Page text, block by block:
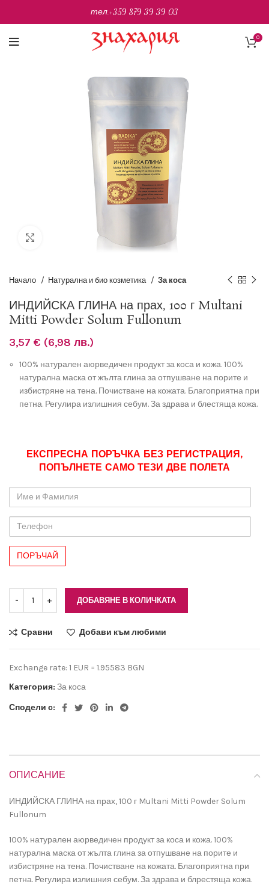
0
Начало Натурална и био козметика За коса
ИНДИЙСКА ГЛИНА на прах, 100 г Multani
Mitti Powder Solum Fullonum
3,57 € (6,98 лв.)
100% натурален аюрведичен продукт за коса и кожа. 100%
натурална маска от жълта глина за отпушване на порите и
избистряне на тена. Почистване на кожата. Благоприятна при
петна. Регулира излишния себум. За здрава и блестяща кожа.
ЕКСПРЕСНА ПОРЪЧКА БЕЗ РЕГИСТРАЦИЯ,
ПОПЪЛНЕТЕ САМО ТЕЗИ ДВЕ ПОЛЕТА
Име
и
Фамилия
Телефон
ДОБАВЯНЕ В КОЛИЧКАТА
Сравни Добави към любими
Exchange rate: 1 EUR = 1.95583 BGN
Категория: За коса
Сподели с:
ОПИСАНИЕ
ИНДИЙСКА ГЛИНА на прах, 100 г Multani Mitti Powder Solum
Fullonum
100% натурален аюрведичен продукт за коса и кожа. 100%
натурална маска от жълта глина за отпушване на порите и
избистряне на тена. Почистване на кожата. Благоприятна при
петна. Регулира излишния себум. За здрава и блрестяща кожа.
тел.+359 879 39 39 03